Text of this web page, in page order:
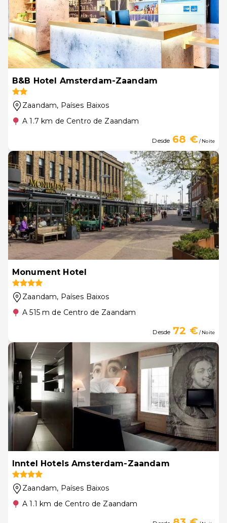
B&B Hotel Amsterdam-Zaandam
Zaandam, Países Baixos
A 1.7 km de Centro de Zaandam
Desde 68 €/ Noite
Monument Hotel
Zaandam, Países Baixos
A 515 m de Centro de Zaandam
Desde 72 €/ Noite
Inntel Hotels Amsterdam-Zaandam
Zaandam, Países Baixos
A 1.1 km de Centro de Zaandam